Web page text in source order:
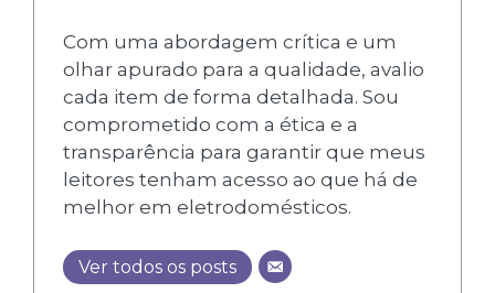
Com uma abordagem crítica e um
olhar apurado para a qualidade, avalio
cada item de forma detalhada. Sou
comprometido com a ética e a
transparência para garantir que meus
leitores tenham acesso ao que há de
melhor em eletrodomésticos.
Ver todos os posts